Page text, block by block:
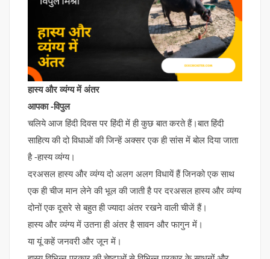
हास्य और व्यंग्य में अंतर
आपका -विपुल
चलिये आज हिंदी दिवस पर हिंदी में ही कुछ बात करते हैं।बात हिंदी
साहित्य की दो विधाओं की जिन्हें अक्सर एक ही सांस में बोल दिया जाता
है -हास्य व्यंग्य।
दरअसल हास्य और व्यंग्य दो अलग अलग विधायें हैं जिनको एक साथ
एक ही चीज मान लेने की भूल की जाती है पर दरअसल हास्य और व्यंग्य
दोनों एक दूसरे से बहुत ही ज्यादा अंतर रखने वाली चीजें हैं।
हास्य और व्यंग्य में उतना ही अंतर है सावन और फागुन में।
या यूं कहें जनवरी और जून में।